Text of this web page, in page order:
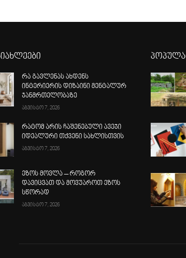
რა გავლენას ახდენს
ინტერიერის დიზაინი მენტალურ
ჯანმრთელობაზე
აგვისტო 7, 2026
რატომ არის ჩაშენებული ავეჯი
იდეალური თქვენი სახლისთვის
აგვისტო 7, 2026
ეზოს მოვლა – როგორ
დავიცვათ და მოვუაროთ ეზოს
სწორად
აგვისტო 7, 2026